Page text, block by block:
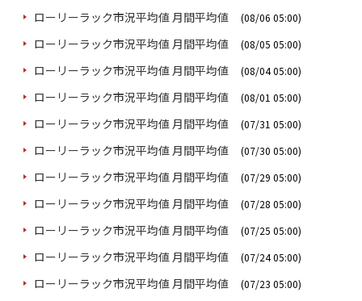
ローリーラック市況平均値 月間平均値 (08/06 05:00)
ローリーラック市況平均値 月間平均値 (08/05 05:00)
ローリーラック市況平均値 月間平均値 (08/04 05:00)
ローリーラック市況平均値 月間平均値 (08/01 05:00)
ローリーラック市況平均値 月間平均値 (07/31 05:00)
ローリーラック市況平均値 月間平均値 (07/30 05:00)
ローリーラック市況平均値 月間平均値 (07/29 05:00)
ローリーラック市況平均値 月間平均値 (07/28 05:00)
ローリーラック市況平均値 月間平均値 (07/25 05:00)
ローリーラック市況平均値 月間平均値 (07/24 05:00)
ローリーラック市況平均値 月間平均値 (07/23 05:00)